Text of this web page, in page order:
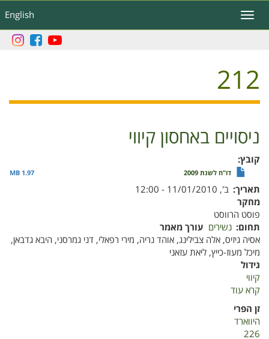
לתוכן
העיקרי
English
Toggle
navigation
212
ניסויים באחסון קיווי
קובץ
דו"ח לשנת 2009 1.97 MB
תאריך ב', 11/01/2010 - 12:00
מחקר
פוסט הרווסט
תחום נשירים עורך מאמר
אסיה גיזיס, אלה צבילינג, אוהד נריה, מירי רפאלי, דני גמרסני, היבא גדבאן,
מיכל מעוז-כייץ, ליאת עזאני
גידול
קיווי
קרא עוד
זן הפרי
היווארד
226